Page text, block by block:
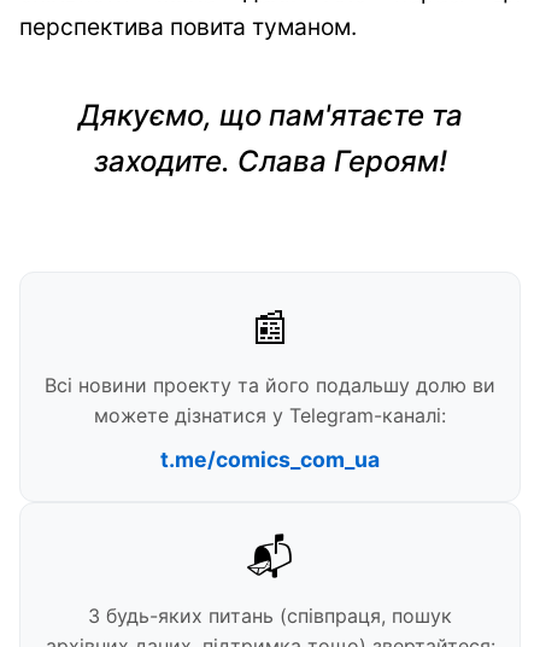
перспектива повита туманом.
Дякуємо, що пам'ятаєте та
заходите. Слава Героям!
📰
Всі новини проекту та його подальшу долю ви
можете дізнатися у Telegram-каналі:
t.me/comics_com_ua
📬
З будь-яких питань (співпраця, пошук